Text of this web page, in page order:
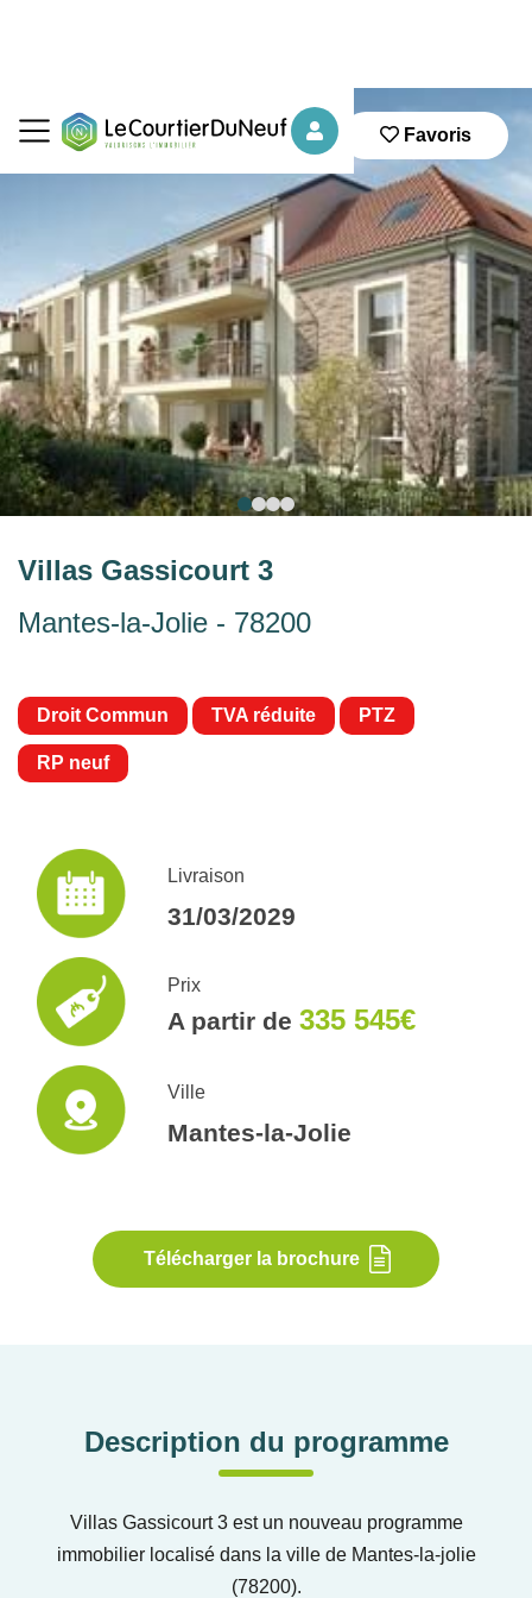
Favoris
Villas Gassicourt 3
Mantes-la-Jolie - 78200
Droit Commun TVA réduite PTZ
RP neuf
Livraison
31/03/2029
Prix
A partir de335 545€
Ville
Mantes-la-Jolie
Télécharger la brochure
Description du programme
Villas Gassicourt 3 est un nouveau programme
immobilier localisé dans la ville de Mantes-la-jolie
(78200).